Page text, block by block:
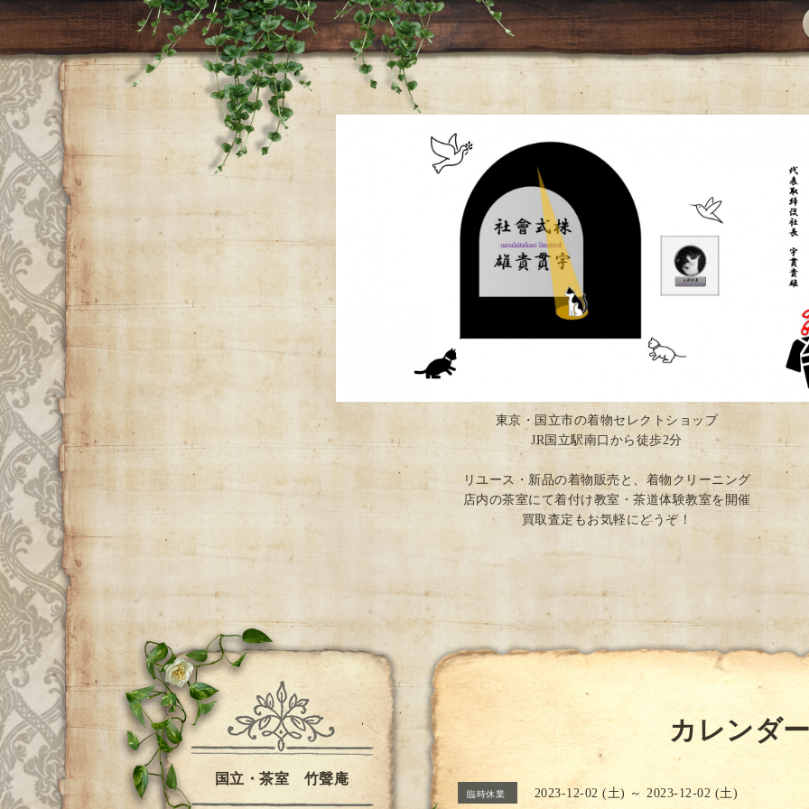
東京・国立市の着物セレクトショップ
JR国立駅南口から徒歩2分
リユース・新品の着物販売と、着物クリーニング
店内の茶室にて着付け教室・茶道体験教室を開催
買取査定もお気軽にどうぞ！
カレンダ
臨時休業 2023-12-02 (土) ～ 2023-12-02 (土)
国立・茶室 竹聲庵